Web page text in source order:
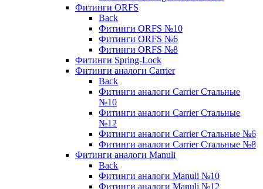
Фитинги ORFS
Back
Фитинги ORFS №10
Фитинги ORFS №6
Фитинги ORFS №8
Фитинги Spring-Lock
Фитинги аналоги Carrier
Back
Фитинги аналоги Carrier Стальные
№10
Фитинги аналоги Carrier Стальные
№12
Фитинги аналоги Carrier Стальные №6
Фитинги аналоги Carrier Стальные №8
Фитинги аналоги Manuli
Back
Фитинги аналоги Manuli №10
Фитинги аналоги Manuli №12